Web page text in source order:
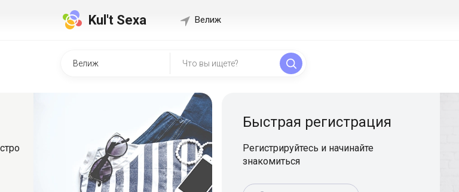
Kul't Sexa Велиж
Быстрая регистрация
Регистрируйтесь и начинайте
знакомиться